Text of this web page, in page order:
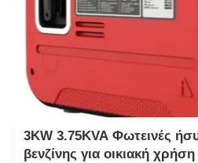
3KW 3.75KVA Φωτεινές
βενζίνης για οικιακή χρήση